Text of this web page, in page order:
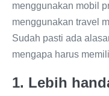
menggunakan mobil
menggunakan travel
Sudah pasti ada
mengapa harus
1. Lebih